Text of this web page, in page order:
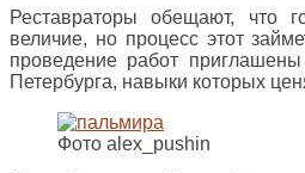
Реставраторы обещают, что
величие, но процесс этот
проведение работ
Петербурга, навыки которых
Фото alex_pushin